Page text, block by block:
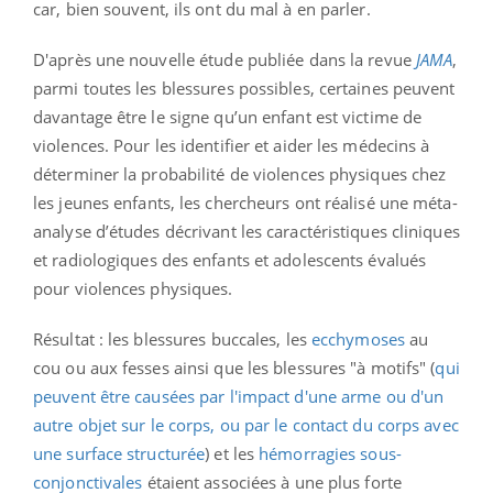
car, bien souvent, ils ont du mal à en parler.
D'après une nouvelle étude publiée dans la revue JAMA,
parmi toutes les blessures possibles, certaines peuvent
davantage être le signe qu’un enfant est victime de
violences. Pour les identifier et aider les médecins à
déterminer la probabilité de violences physiques chez
les jeunes enfants, les chercheurs ont réalisé une méta-
analyse d’études décrivant les caractéristiques cliniques
et radiologiques des enfants et adolescents évalués
pour violences physiques.
Résultat : les blessures buccales, les ecchymosesau
cou ou aux fesses ainsi que les blessures "à motifs" (qui
peuvent être causées par l'impact d'une arme ou d'un
autre objet sur le corps, ou par le contact du corps avec
une surface structurée) et les hémorragies sous-
conjonctivales étaient associées à une plus forte